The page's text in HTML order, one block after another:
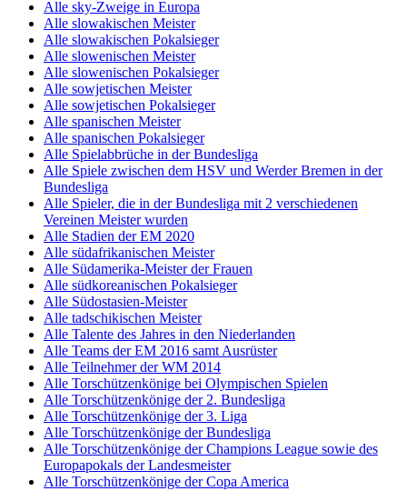
Alle sky-Zweige in Europa
Alle slowakischen Meister
Alle slowakischen Pokalsieger
Alle slowenischen Meister
Alle slowenischen Pokalsieger
Alle sowjetischen Meister
Alle sowjetischen Pokalsieger
Alle spanischen Meister
Alle spanischen Pokalsieger
Alle Spielabbrüche in der Bundesliga
Alle Spiele zwischen dem HSV und Werder Bremen in der
Bundesliga
Alle Spieler, die in der Bundesliga mit 2 verschiedenen
Vereinen Meister wurden
Alle Stadien der EM 2020
Alle südafrikanischen Meister
Alle Südamerika-Meister der Frauen
Alle südkoreanischen Pokalsieger
Alle Südostasien-Meister
Alle tadschikischen Meister
Alle Talente des Jahres in den Niederlanden
Alle Teams der EM 2016 samt Ausrüster
Alle Teilnehmer der WM 2014
Alle Torschützenkönige bei Olympischen Spielen
Alle Torschützenkönige der 2. Bundesliga
Alle Torschützenkönige der 3. Liga
Alle Torschützenkönige der Bundesliga
Alle Torschützenkönige der Champions League sowie des
Europapokals der Landesmeister
Alle Torschützenkönige der Copa America